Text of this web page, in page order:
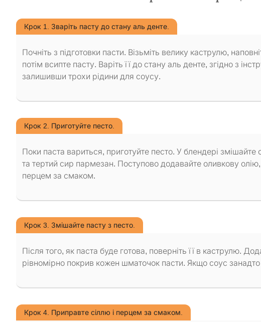
Крок 1. Зваріть пасту до стану аль денте.
Почніть з підготовки пасти. Візьміть велику каструлю,
потім всипте пасту. Варіть її до стану аль денте, згідно з
залишивши трохи рідини для соусу.
Крок 2. Приготуйте песто.
Поки паста вариться, приготуйте песто. У блендері змішайте
та тертий сир пармезан. Поступово додавайте оливкову
перцем за смаком.
Крок 3. Змішайте пасту з песто.
Після того, як паста буде готова, поверніть її в каструлю.
рівномірно покрив кожен шматочок пасти. Якщо соус
Крок 4. Приправте сіллю і перцем за смаком.